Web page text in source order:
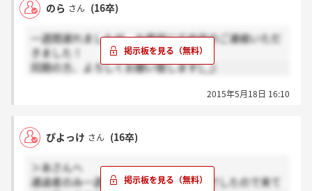
のら さん (16卒)
一週間遅れましたが、お電話にて内定のご連絡いただ
きました！
同期の方、よろしくお願い致します(;_;)
2015年5月18日 16:10
ぴよっけ さん (16卒)
＞あさんへ
通過者のみ一週間以内に、、とのことでしたので来て